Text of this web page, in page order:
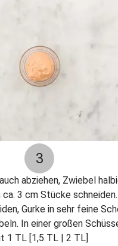
3
abziehen, Zwiebel
3 cm Stücke
Gurke in sehr feine
In einer großen
1 TL [1,5 TL | 2 TL]